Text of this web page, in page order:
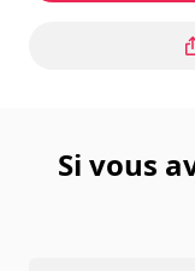
Si vous